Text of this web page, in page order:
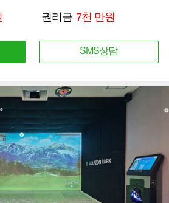
권리금 7천 만원
SMS상담